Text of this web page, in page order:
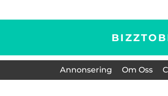
Annonsering Om Oss